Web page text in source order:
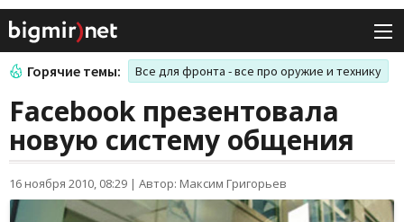
Горячие темы: Все для фронта - все про оружие и технику
Facebook презентовала
новую систему общения
16 ноября 2010, 08:29 | Автор: Максим Григорьев